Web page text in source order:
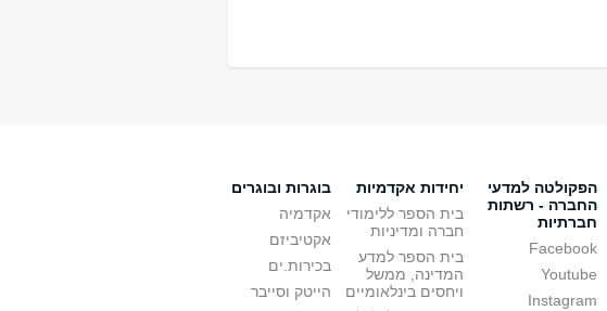
הפקולטה למדעי
החברה - רשתות
חברתיות
Facebook
Youtube
Instagram
יחידות אקדמיות
בית הספר ללימודי
חברה ומדיניות
בית הספר למדע
המדינה, ממשל
ויחסים בינלאומיים
בוגרות ובוגרים
אקדמיה
אקטיביזם
בכירות.ים
הייטק וסייבר